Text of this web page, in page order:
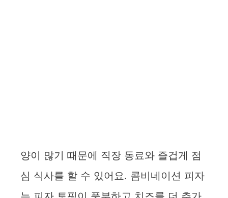
양이 많기 때문에 직장 동료와 즐겁게 점
심 식사를 할 수 있어요. 콤비네이션 피자